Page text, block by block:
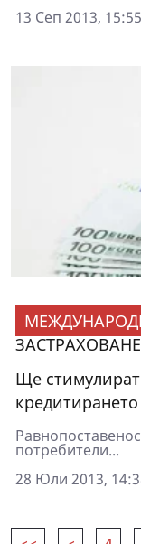
13 Сеп 2013, 15:55
ЗАСТРАХОВАНЕ
Ще
потребители...
28 Юли 2013,